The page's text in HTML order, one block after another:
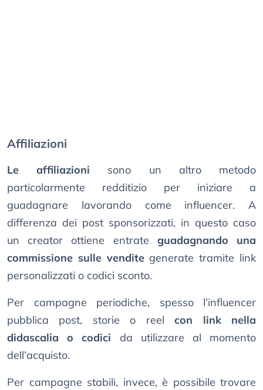
Affiliazioni
Le affiliazioni sono un altro metodo
particolarmente redditizio per iniziare a
guadagnare lavorando come influencer. A
differenza dei post sponsorizzati, in questo caso
un creator ottiene entrate guadagnando una
commissione sulle venditegenerate tramite link
personalizzati o codici sconto.
Per campagne periodiche, spesso l’influencer
pubblica post, storie o reelcon link nella
didascalia o codici da utilizzare al momento
dell’acquisto.
Per campagne stabili, invece, è possibile trovare